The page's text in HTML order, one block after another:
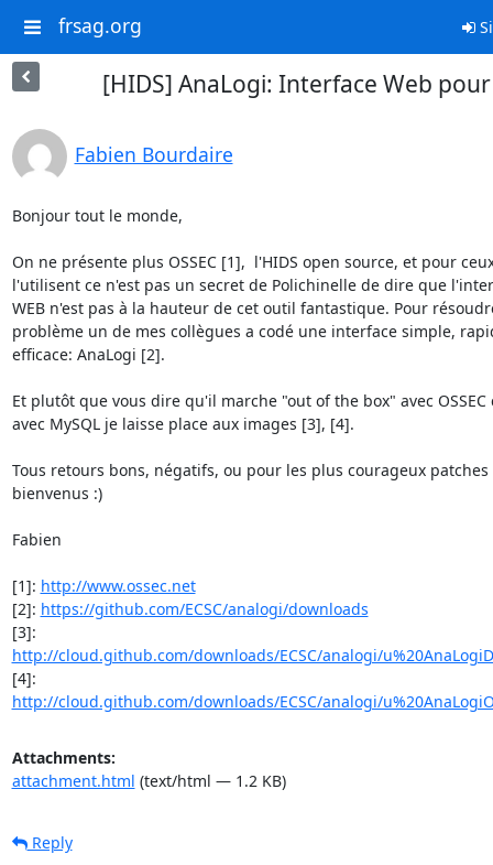
frsag.org
[HIDS] AnaLogi: Interface Web pour
Fabien Bourdaire
Bonjour tout le monde,
On ne présente plus OSSEC [1],  l'HIDS open source, et pour
l'utilisent ce n'est pas un secret de Polichinelle de dire que
WEB n'est pas à la hauteur de cet outil fantastique. Pour
problème un de mes collègues a codé une interface simple,
efficace: AnaLogi [2].
Et plutôt que vous dire qu'il marche "out of the box" avec
avec MySQL je laisse place aux images [3], [4].
Tous retours bons, négatifs, ou pour les plus courageux patches
bienvenus :)
Fabien
[1]: http://www.ossec.net
[2]: https://github.com/ECSC/analogi/downloads
http://cloud.github.com/downloads/ECSC/analogi/
http://cloud.github.com/downloads/ECSC/analogi/
Attachments:
attachment.html (text/html — 1.2 KB)
Reply